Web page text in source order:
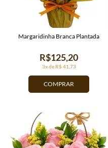
COMPRAR
3x de R$ 41,73
R$125,20
Margaridinha Branca Plantada